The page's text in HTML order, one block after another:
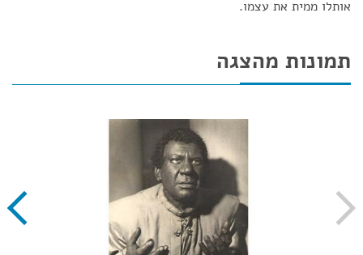
אותלו ממית את עצמו.
תמונות מהצגה